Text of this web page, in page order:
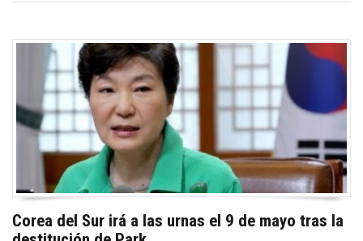
Corea del Sur irá a las urnas el 9 de mayo tras la